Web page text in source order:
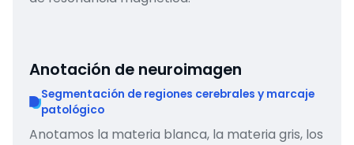
Anotación de neuroimagen
Segmentación de regiones cerebrales y marcaje
patológico
Anotamos la materia blanca, la materia gris, los